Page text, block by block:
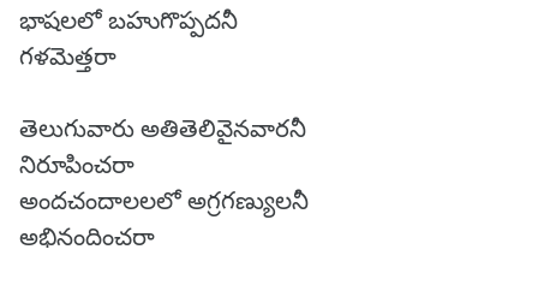
భాషలలో బహుగొప్పదనీ
గళమెత్తరా
తెలుగువారు అతితెలివైనవారనీ
నిరూపించరా
అందచందాలలలో అగ్రగణ్యులనీ
అభినందించరా